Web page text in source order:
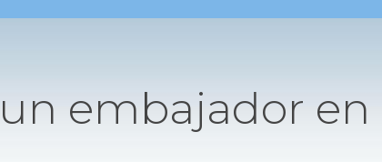
embajador en